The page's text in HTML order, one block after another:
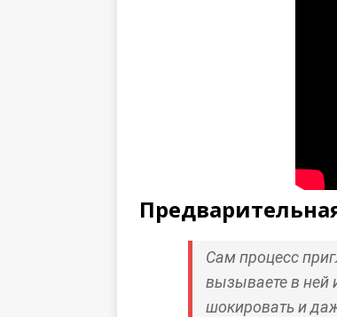
Сам процесс
вызываете в ней
шокировать и